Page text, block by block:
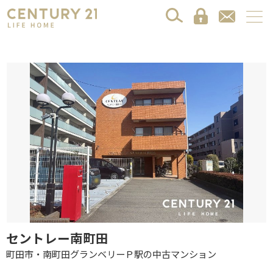
セントレー南町田
町田市・南町田グランベリーＰ駅の中古マンション